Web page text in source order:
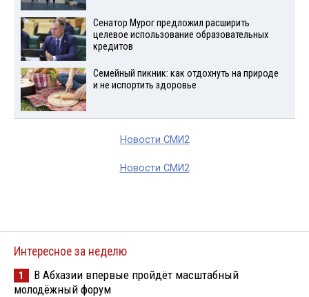
Сенатор Мурог предложил расширить
целевое использование образовательных
кредитов
Семейный пикник: как отдохнуть на природе
и не испортить здоровье
Новости СМИ2
Новости СМИ2
Интересное за неделю
1
В Абхазии впервые пройдёт масштабный
молодёжный форум